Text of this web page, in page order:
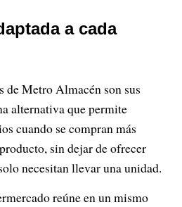
a cada
de Metro Almacén son sus
alternativa que permite
cuando se compran más
sin dejar de ofrecer
necesitan llevar una unidad.
reúne en un mismo